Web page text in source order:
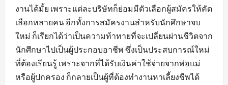
งานได้มั้ย เพราะแต่ละบริษัทก็ย่อมมีตัวเลือกผู้สมัครให้คัด
เลือกหลายคน อีกทั้งการสมัครงานสำหรับนักศึกษาจบ
ใหม่ ก็เรียกได้ว่าเป็นความท้าทายที่จะเปลี่ยนผ่านชีวิตจาก
นักศึกษาไปเป็นผู้ประกอบอาชีพ ซึ่งเป็นประสบการณ์ใหม่
ที่ต้องเรียนรู้ เพราะจากที่ได้รับเงินค่าใช้จ่ายจากพ่อแม่
หรือผู้ปกครอง ก็กลายเป็นผู้ที่ต้องทำงานหาเลี้ยงชีพได้